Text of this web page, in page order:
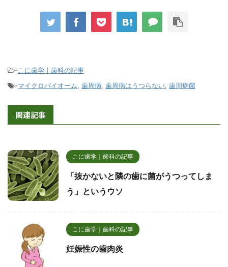
- こに歯学｜歯科の記事
-マイクロバイオーム, 歯周病, 歯周病はうつらない, 歯周病菌
関連記事
こに歯学｜歯科の記事
「抜かないと隣の歯に菌がうつってしま
う」というウソ
こに歯学｜歯科の記事
妊娠性の歯肉炎